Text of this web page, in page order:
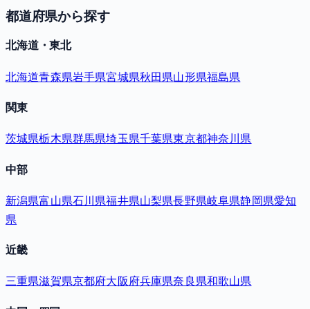
都道府県から探す
北海道・東北
北海道青森県岩手県宮城県秋田県山形県福島県
関東
茨城県栃木県群馬県埼玉県千葉県東京都神奈川県
中部
新潟県富山県石川県福井県山梨県長野県岐阜県静岡県愛知
県
近畿
三重県滋賀県京都府大阪府兵庫県奈良県和歌山県